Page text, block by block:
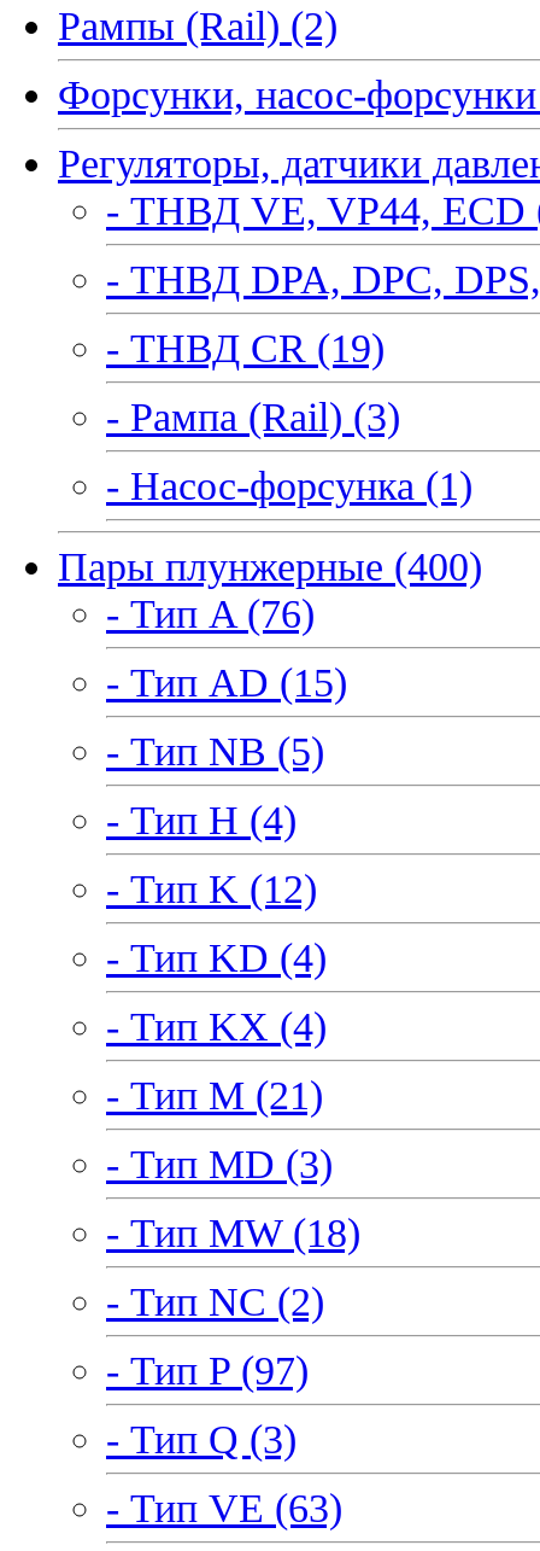
Рампы (Rail) (2)
Форсунки, насос-
Регуляторы, датчики
- ТНВД VE, VP44, ECD
- ТНВД DPA, DPC,
- ТНВД CR (19)
- Рампа (Rail) (3)
- Насос-форсунка (1)
Пары плунжерные (400)
- Тип A (76)
- Тип AD (15)
- Тип NB (5)
- Тип H (4)
- Тип K (12)
- Тип KD (4)
- Тип KX (4)
- Тип M (21)
- Тип MD (3)
- Тип MW (18)
- Тип NC (2)
- Тип P (97)
- Тип Q (3)
- Тип VE (63)